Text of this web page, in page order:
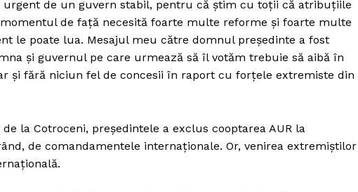
urgent de un guvern stabil, pentru că ştim cu toţii că atribuţiile
de faţă necesită foarte multe reforme şi foarte multe
le poate lua. Mesajul meu către domnul preşedinte a fost
şi guvernul pe care urmează să îl votăm trebuie să aibă în
şi fără niciun fel de concesii în raport cu forţele extremiste din
de la Cotroceni, președintele a exclus cooptarea AUR la
de comandamentele internaționale. Or, venirea extremiștilor